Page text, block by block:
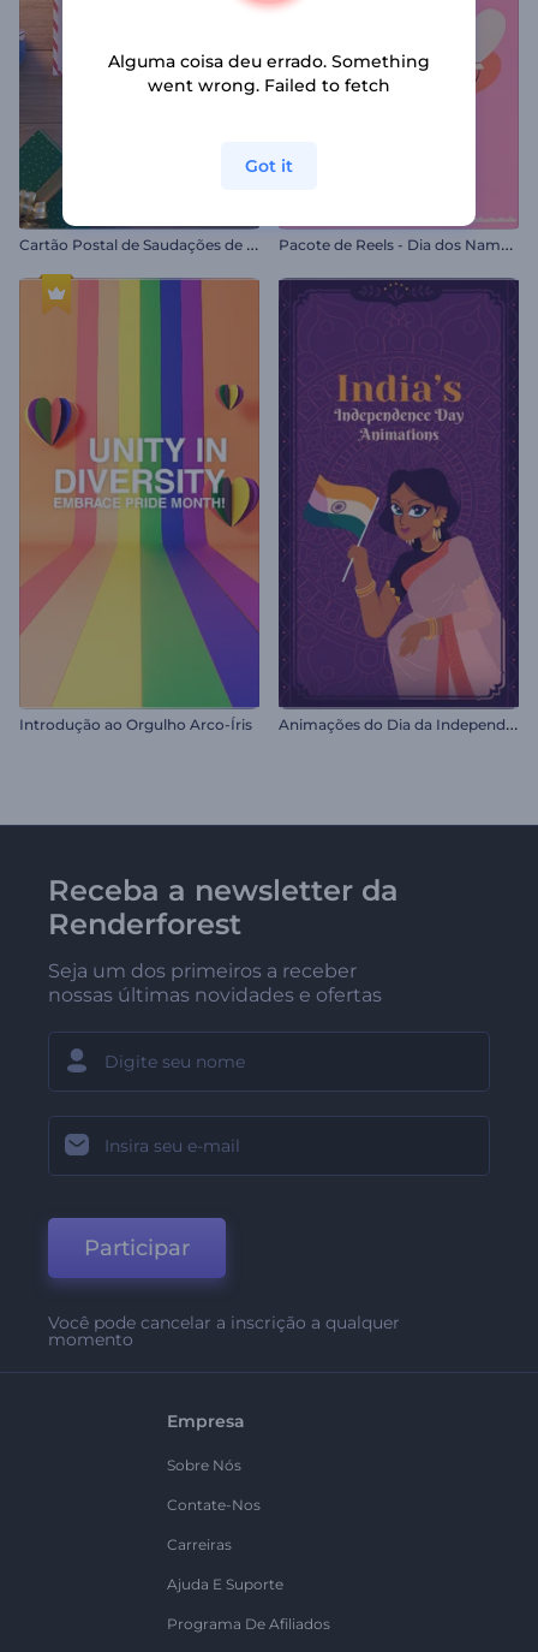
C
artão Postal de Saudações de Férias P
acote de Reels - Dia dos Namorados
Introdução ao Orgulho Arco-Íris A
nimações do Dia da Independência da Índia
Receba a newsletter da
Renderforest
Seja um dos primeiros a receber
nossas últimas novidades e ofertas
Participar
Você pode cancelar a inscrição a qualquer
momento
Empresa
Sobre Nós
Contate-Nos
Carreiras
Ajuda E Suporte
Programa De Afiliados
Alguma coisa deu errado. Something
went wrong. Failed to fetch
Got it